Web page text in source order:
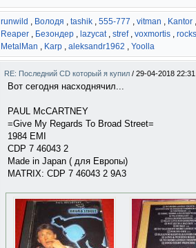
runwild , Володя , tashik , 555-777 , vitman , Kantor
Reaper , Безондер , lazycat, stref, voxmortis ,
MetalMan , Karp , aleksandr1962 , Yoolla
RE: Последний CD который я купил / 29-04-2018 22:31
Вот сегодня насходнячил...
PAUL McCARTNEY
=Give My Regards To Broad Street=
1984 EMI
CDP 7 46043 2
Made in Japan ( для Европы)
MATRIX: CDP 7 46043 2 9A3